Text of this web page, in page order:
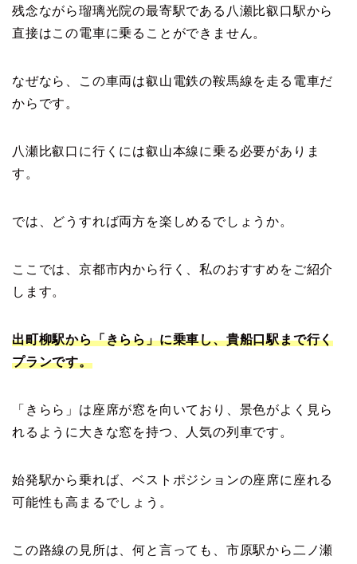
残念ながら瑠璃光院の最寄駅である八瀬比叡口駅から
直接はこの電車に乗ることができません。
なぜなら、この車両は叡山電鉄の鞍馬線を走る電車だ
からです。
八瀬比叡口に行くには叡山本線に乗る必要がありま
す。
では、どうすれば両方を楽しめるでしょうか。
ここでは、京都市内から行く、私のおすすめをご紹介
します。
出町柳駅から「きらら」に乗車し、貴船口駅まで行く
プランです。
「きらら」は座席が窓を向いており、景色がよく見ら
れるように大きな窓を持つ、人気の列車です。
始発駅から乗れば、ベストポジションの座席に座れる
可能性も高まるでしょう。
この路線の見所は、何と言っても、市原駅から二ノ瀬